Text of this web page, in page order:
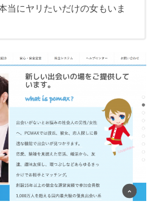
当にヤリたいだけの女もいま